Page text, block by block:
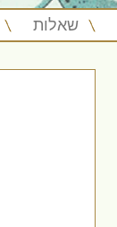
שאלות